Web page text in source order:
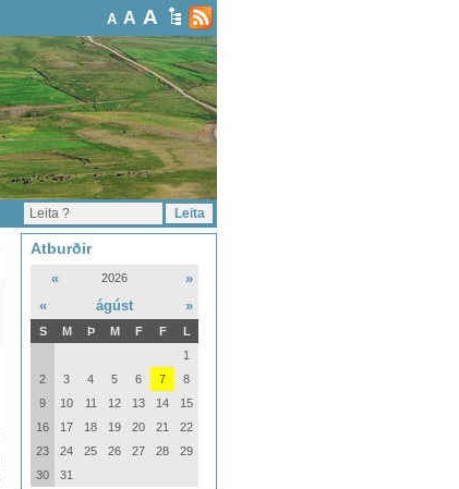
A A A
Atburðir
« 2026
»
«
ágúst »
S M Þ M F F
L
1
2
3 4 5 6 7
8
9
10 11 12 13 14
15
16
17 18 19 20 21
22
23
24 25 26 27 28
29
30
31